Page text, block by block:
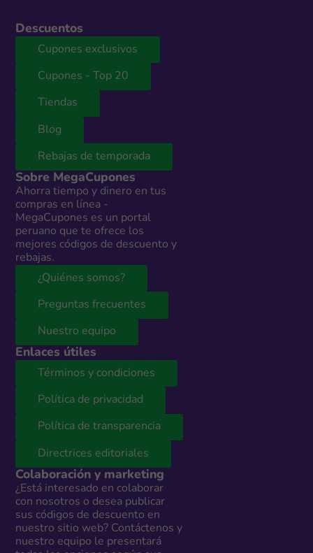
Descuentos
Cupones exclusivos
Cupones - Top 20
Tiendas
Blog
Rebajas de temporada
Sobre MegaCupones
Ahorra tiempo y dinero en tus
compras en línea -
MegaCupones es un portal
peruano que te ofrece los
mejores códigos de descuento y
rebajas.
¿Quiénes somos?
Preguntas frecuentes
Nuestro equipo
Enlaces útiles
Términos y condiciones
Política de privacidad
Política de transparencia
Directrices editoriales
Colaboración y marketing
¿Está interesado en colaborar
con nosotros o desea publicar
sus códigos de descuento en
nuestro sitio web? Contáctenos y
nuestro equipo le presentará